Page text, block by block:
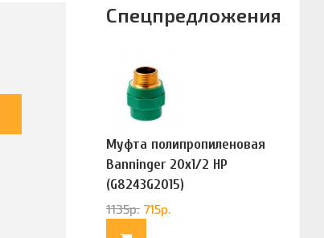
Спецпредложения
Муфта полипропиленовая
Banninger 20х1/2 НР
(G8243G2015)
1135р. 715р.